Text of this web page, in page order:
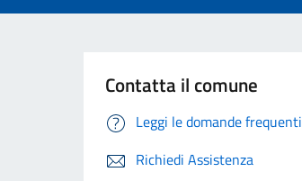
Contatta il comune
Leggi le domande frequenti
Richiedi Assistenza